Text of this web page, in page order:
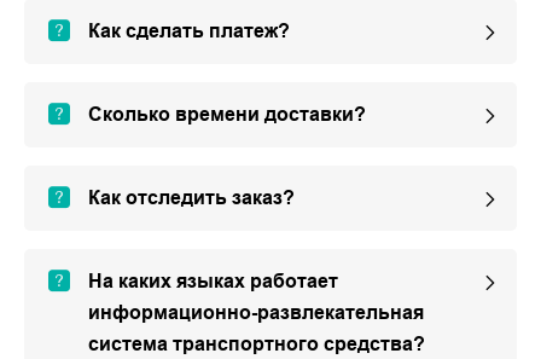
Как сделать платеж?
Сколько времени доставки?
Как отследить заказ?
На каких языках работает
информационно-развлекательная
система транспортного средства?